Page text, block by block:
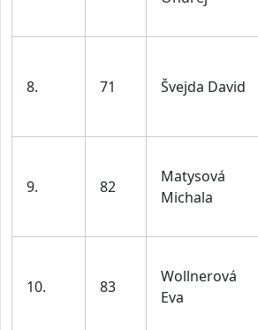
8. 71 Švejda David
9. 82
Matysová
Michala
10. 83
Wollnerová
Eva